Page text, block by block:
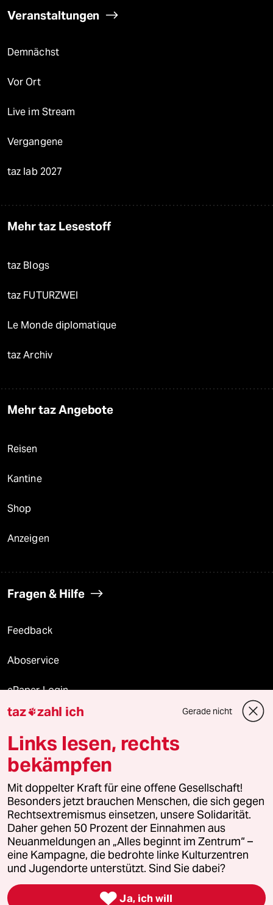
Veranstaltungen
Demnächst
Vor Ort
Live im Stream
Vergangene
taz lab 2027
Mehr taz Lesestoff
taz Blogs
taz FUTURZWEI
Le Monde diplomatique
taz Archiv
Mehr taz Angebote
Reisen
Kantine
Shop
Anzeigen
Fragen & Hilfe
Feedback
Aboservice
ePaper Login
Downloads für Abonnierende
© 2026 taz Verlags und Vertriebs GmbH
Alle Rechte vorbehalten. Bei rechtlichen Fragen oder für Genehmigungen
wenden Sie sich bitte an lizenzen@taz.de
Feedback Redaktionsstatut Kommune-Richtlinien
Leitlinie Informant Datenschutz Impressum AGB
Seitenwende Einwilligungen widerrufen (Ads)
taz zahl ich Gerade nicht
Links lesen, rechts
bekämpfen
Mit doppelter Kraft für eine offene Gesellschaft!
Besonders jetzt brauchen Menschen, die sich gegen
Rechtsextremismus einsetzen, unsere Solidarität.
Daher gehen 50 Prozent der Einnahmen aus
Neuanmeldungen an „Alles beginnt im Zentrum“ –
eine Kampagne, die bedrohte linke Kulturzentren
und Jugendorte unterstützt. Sind Sie dabei?
 Ja, ich will